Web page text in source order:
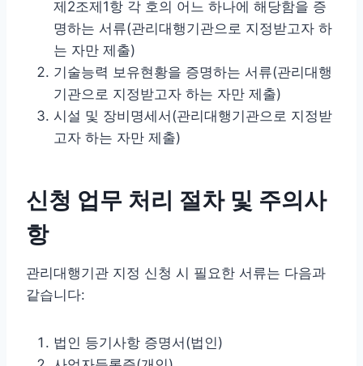
제2조제1항 각 호의 어느 하나에 해당함을 증
명하는 서류(관리대행기관으로 지정받고자 하
는 자만 제출)
기술능력 보유현황을 증명하는 서류(관리대행
기관으로 지정받고자 하는 자만 제출)
시설 및 장비명세서(관리대행기관으로 지정받
고자 하는 자만 제출)
신청 업무 처리 절차 및 주의사
항
관리대행기관 지정 신청 시 필요한 서류는 다음과
같습니다:
법인 등기사항 증명서(법인)